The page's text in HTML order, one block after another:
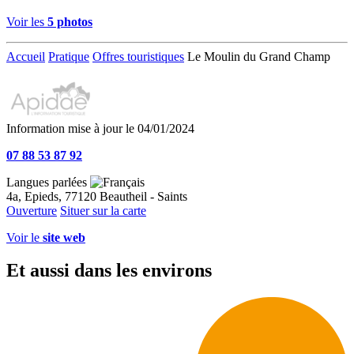
Voir les 5 photos
Accueil Pratique Offres touristiques Le Moulin du Grand Champ
Information mise à jour le 04/01/2024
07 88 53 87 92
Langues parlées
4a, Epieds, 77120 Beautheil - Saints
Ouverture Situer sur la carte
Voir le site web
Et aussi dans les environs